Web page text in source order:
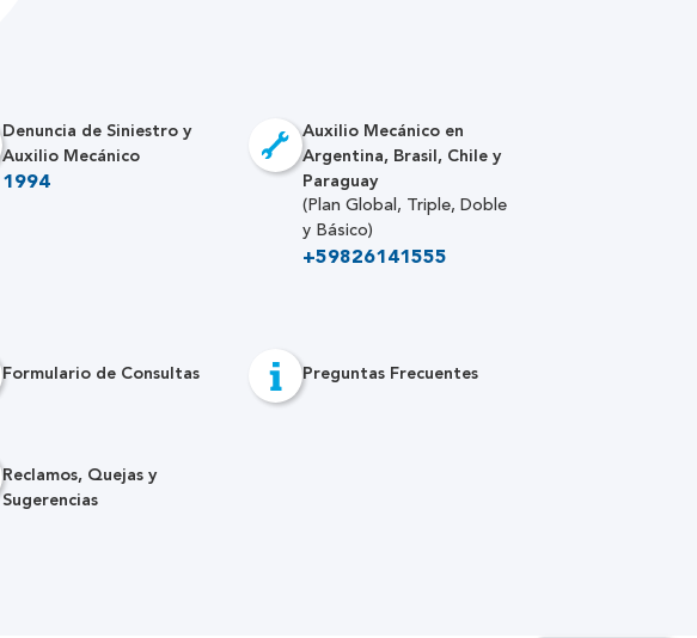
Denuncia de Siniestro y
Auxilio Mecánico
1994
Auxilio Mecánico en
Argentina, Brasil, Chile y
Paraguay
(Plan Global, Triple, Doble
y Básico)
+59826141555
Formulario de Consultas Preguntas Frecuentes
Reclamos, Quejas y
Sugerencias